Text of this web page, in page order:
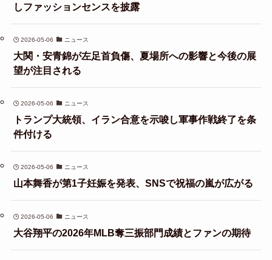
しファッションセンスを披露
2026-05-06 ニュース
大関・安青錦が左足首負傷、夏場所への影響と今後の展
望が注目される
2026-05-06 ニュース
トランプ大統領、イラン合意を示唆し軍事作戦終了を条
件付ける
2026-05-06 ニュース
山本舞香が第1子妊娠を発表、SNSで祝福の嵐が広がる
2026-05-06 ニュース
大谷翔平の2026年MLB奪三振部門成績とファンの期待